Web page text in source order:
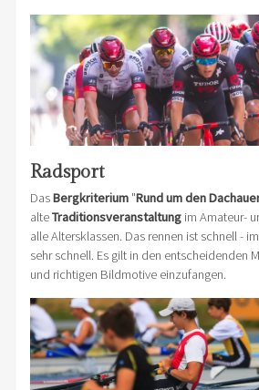
Radsport
DasBergkriterium"Rund um den
alteTraditionsveranstaltungim Amateur-
alle Altersklassen. Das rennen ist schnell -
sehr schnell. Es gilt in den entscheidenden
und richtigen Bildmotive einzufangen.